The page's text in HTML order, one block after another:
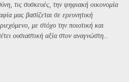
τις συσκευές, την ψηφιακή οικονομία
μας βασίζεται σε ερευνητική
με στόχο την ποιοτική και
ουσιαστική αξία στον αναγνώστη..